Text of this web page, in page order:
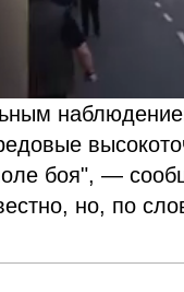
боя", —
но, по